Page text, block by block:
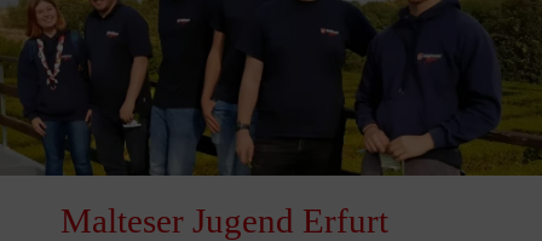
Malteser Jugend Erfurt